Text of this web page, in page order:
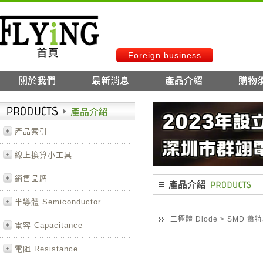
Foreign business
產品索引
線上換算小工具
銷售品牌
半導體 Semiconductor
電容 Capacitance
電阻 Resistance
二極體 Diode > SMD 蕭